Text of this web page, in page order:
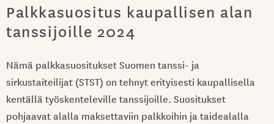
Palkkasuositus kaupallisen alan
tanssijoille 2024
Nämä palkkasuositukset Suomen tanssi- ja
sirkustaiteilijat (STST) on tehnyt erityisesti kaupallisella
kentällä työskenteleville tanssijoille. Suosituk­set
pohjaavat alalla maksettaviin palkkoihin ja taidealalla